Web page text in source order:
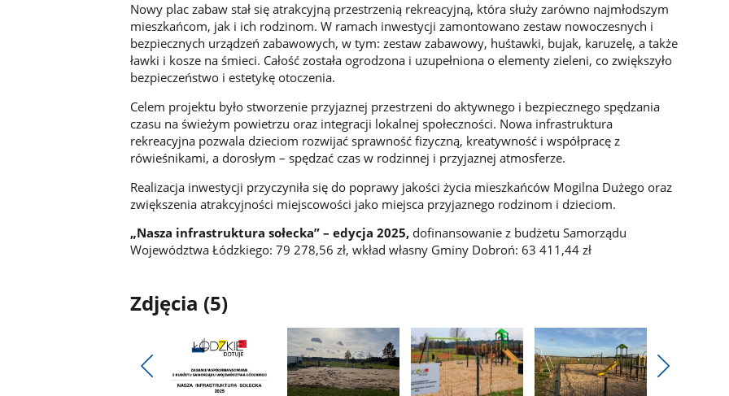
Nowy plac zabaw stał się atrakcyjną przestrzenią rekreacyjną, która służy zarówno najmłodszym
mieszkańcom, jak i ich rodzinom. W ramach inwestycji zamontowano zestaw nowoczesnych i
bezpiecznych urządzeń zabawowych, w tym: zestaw zabawowy, huśtawki, bujak, karuzelę, a także
ławki i kosze na śmieci. Całość została ogrodzona i uzupełniona o elementy zieleni, co zwiększyło
bezpieczeństwo i estetykę otoczenia.
Celem projektu było stworzenie przyjaznej przestrzeni do aktywnego i bezpiecznego spędzania
czasu na świeżym powietrzu oraz integracji lokalnej społeczności. Nowa infrastruktura
rekreacyjna pozwala dzieciom rozwijać sprawność fizyczną, kreatywność i współpracę z
rówieśnikami, a dorosłym – spędzać czas w rodzinnej i przyjaznej atmosferze.
Realizacja inwestycji przyczyniła się do poprawy jakości życia mieszkańców Mogilna Dużego oraz
zwiększenia atrakcyjności miejscowości jako miejsca przyjaznego rodzinom i dzieciom.
„Nasza infrastruktura sołecka” – edycja 2025,dofinansowanie z budżetu Samorządu
Województwa Łódzkiego: 79 278,56 zł, wkład własny Gminy Dobroń: 63 411,44 zł
Zdjęcia (5)
Pokaż